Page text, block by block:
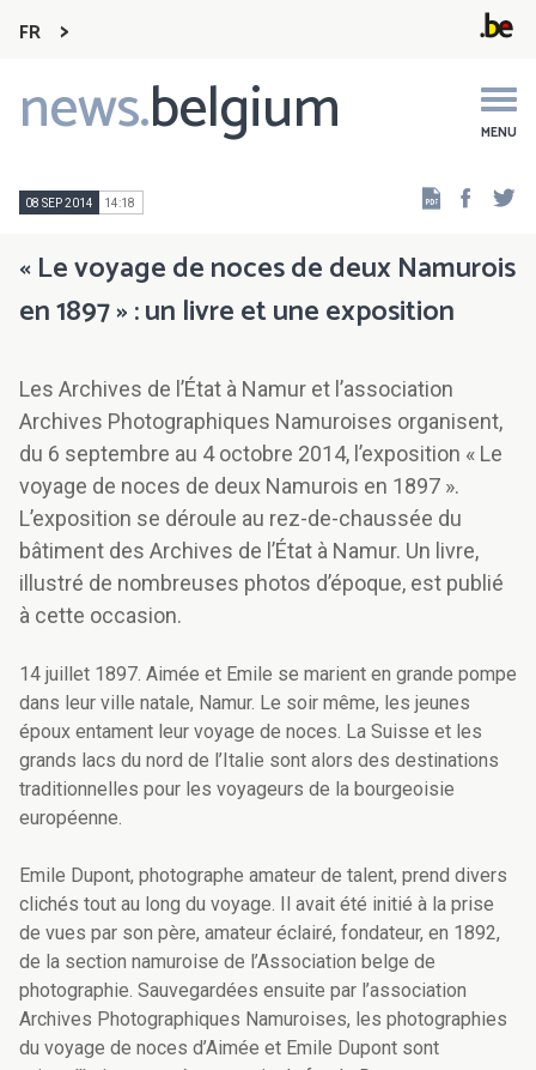
FR
news.belgium MENU
Main
navigation
08 SEP 2014 14:18
« Le voyage de noces de deux Namurois
en 1897 » : un livre et une exposition
Les Archives de l’État à Namur et l’association
Archives Photographiques Namuroises organisent,
du 6 septembre au 4 octobre 2014, l’exposition « Le
voyage de noces de deux Namurois en 1897 ».
L’exposition se déroule au rez-de-chaussée du
bâtiment des Archives de l’État à Namur. Un livre,
illustré de nombreuses photos d’époque, est publié
à cette occasion.
14 juillet 1897. Aimée et Emile se marient en grande pompe
dans leur ville natale, Namur. Le soir même, les jeunes
époux entament leur voyage de noces. La Suisse et les
grands lacs du nord de l’Italie sont alors des destinations
traditionnelles pour les voyageurs de la bourgeoisie
européenne.
Emile Dupont, photographe amateur de talent, prend divers
clichés tout au long du voyage. Il avait été initié à la prise
de vues par son père, amateur éclairé, fondateur, en 1892,
de la section namuroise de l’Association belge de
photographie. Sauvegardées ensuite par l’association
Archives Photographiques Namuroises, les photographies
du voyage de noces d’Aimée et Emile Dupont sont